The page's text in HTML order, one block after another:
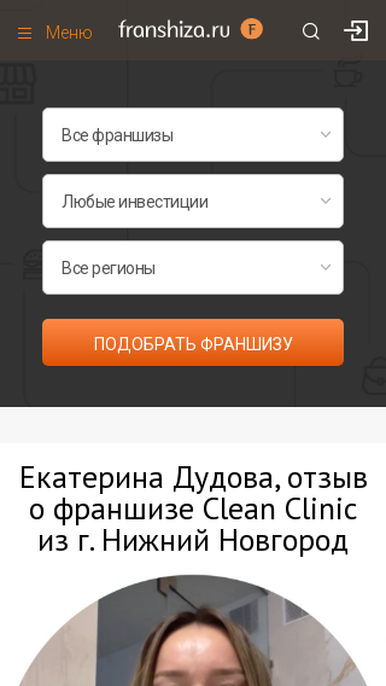
Меню
Франшизы по категориям
ПОДОБРАТЬ ФРАНШИЗУ
Екатерина Дудова, отзыв
о франшизе Clean Clinic
из г. Нижний Новгород